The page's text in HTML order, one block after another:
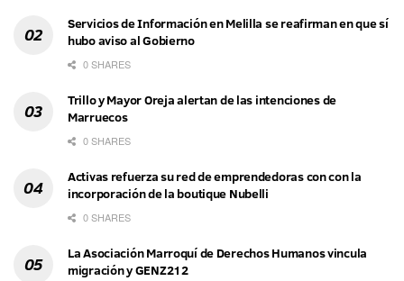
Servicios de Información en Melilla se reafirman en que sí
hubo aviso al Gobierno
0 SHARES
Trillo y Mayor Oreja alertan de las intenciones de
Marruecos
0 SHARES
Activas refuerza su red de emprendedoras con con la
incorporación de la boutique Nubelli
0 SHARES
La Asociación Marroquí de Derechos Humanos vincula
migración y GENZ212